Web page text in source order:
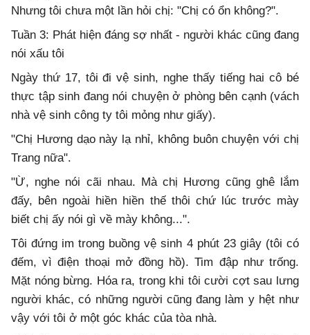
Nhưng tôi chưa một lần hỏi chị: "Chị có ổn không?".
Tuần 3: Phát hiện đáng sợ nhất - người khác cũng đang
nói xấu tôi
Ngày thứ 17, tôi đi vệ sinh, nghe thấy tiếng hai cô bé
thực tập sinh đang nói chuyện ở phòng bên cạnh (vách
nhà vệ sinh công ty tôi mỏng như giấy).
"Chị Hương dạo này lạ nhỉ, không buôn chuyện với chị
Trang nữa".
"Ừ, nghe nói cãi nhau. Mà chị Hương cũng ghê lắm
đấy, bên ngoài hiền hiền thế thôi chứ lúc trước mày
biết chị ấy nói gì về mày không...".
Tôi đứng im trong buồng vệ sinh 4 phút 23 giây (tôi có
đếm, vì điện thoại mở đồng hồ). Tim đập như trống.
Mặt nóng bừng. Hóa ra, trong khi tôi cười cợt sau lưng
người khác, có những người cũng đang làm y hệt như
vậy với tôi ở một góc khác của tòa nhà.